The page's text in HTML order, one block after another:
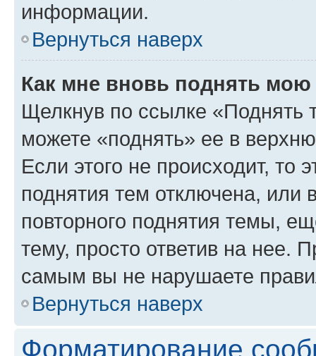
информации.
Вернуться наверх
Как мне вновь поднять мою
Щелкнув по ссылке «Поднять
можете «поднять» ее в
Если этого не происходит, то
поднятия тем отключена, или
повторного поднятия темы,
тему, просто ответив на нее.
самым вы не нарушаете
Вернуться наверх
Форматирование